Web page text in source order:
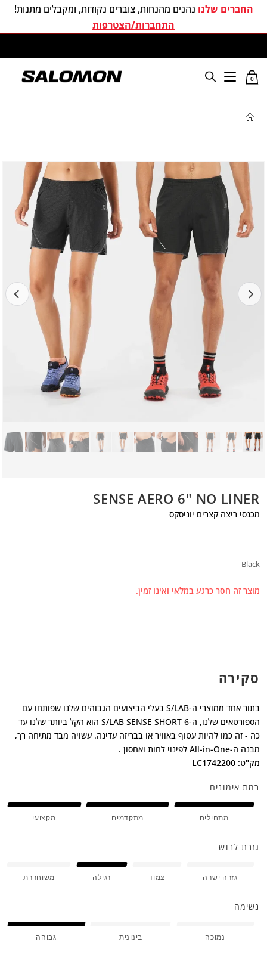
החברים שלנו נהנים מהנחות, צוברים נקודות, ומקבלים מתנות!
התחברות/הצטרפות
0
SENSE AERO 6" NO LINER
מכנסי ריצה קצרים יוניסקס
Black
מוצר זה חסר כרגע במלאי ואינו זמין.
סקירה
בתור אחד ממוצרי ה-S/LAB בעלי הביצועים הגבוהים שלנו שפותחו עם
הספורטאים שלנו, ה-S/LAB SENSE SHORT 6 הוא הקל ביותר שלנו עד
כה - זה כמו להיות עטוף באוויר או בבריזה עדינה. עשויה מבד מתיחה רך,
מבנה ה-All-in-One לפינוי לחות ואחסון .
מק"ט: LC1742200
רמת אימונים
מתחילים מתקדמים מקצועי
גזרת לבוש
גזרה ישרה צמוד רגילה משוחררת
נשימה
נמוכה בינונית גבוהה